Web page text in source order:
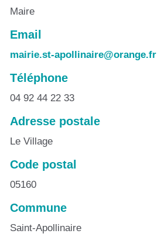
Maire
Email
mairie.st-apollinaire@orange.fr
Téléphone
04 92 44 22 33
Adresse postale
Le Village
Code postal
05160
Commune
Saint-Apollinaire